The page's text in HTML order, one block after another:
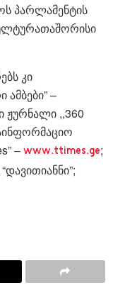
პარლამენტის
კი
ამბები” –
ჟურნალი ,,360
– www.ttimes.ge;